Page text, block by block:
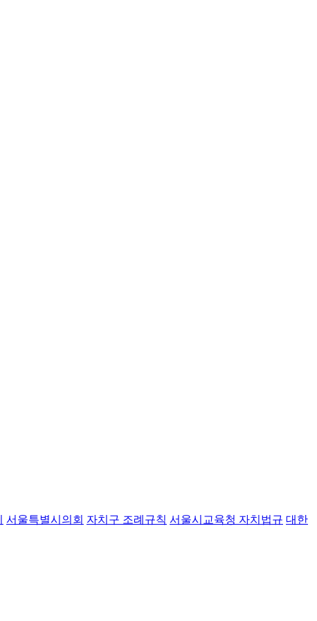
서울특별시의회 자치구 조례규칙 서울시교육청 자치법규 대한